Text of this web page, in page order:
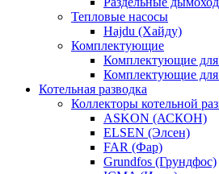
Тепловые насосы
Hajdu (Хайду)
Комплектующие
Комплектующие для
Комплектующие для
Котельная разводка
Коллекторы котельной
ASKON (АСКОН)
ELSEN (Элсен)
FAR (Фар)
Grundfos (Грундфос)